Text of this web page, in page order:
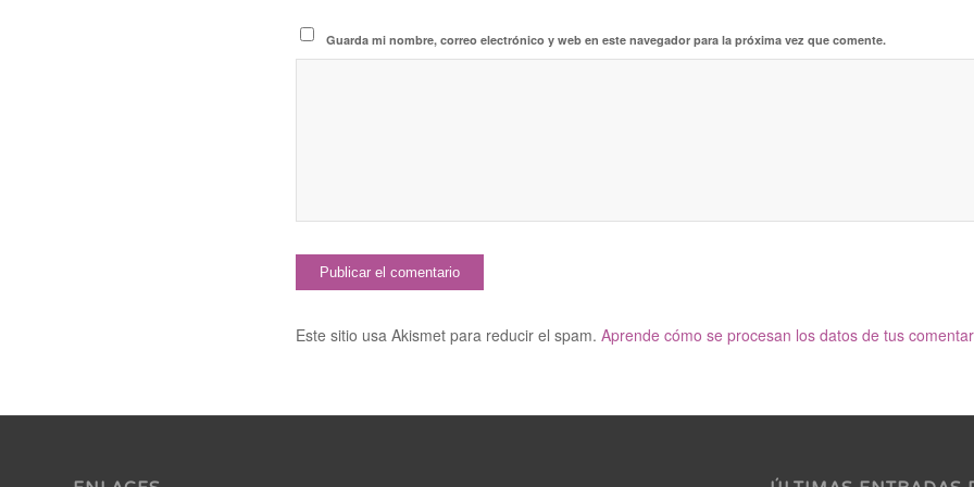
Guarda mi nombre, correo electrónico y web en este navegador para la próxima vez que comente.
Este sitio usa Akismet para reducir el spam. Aprende cómo se procesan los datos de tus